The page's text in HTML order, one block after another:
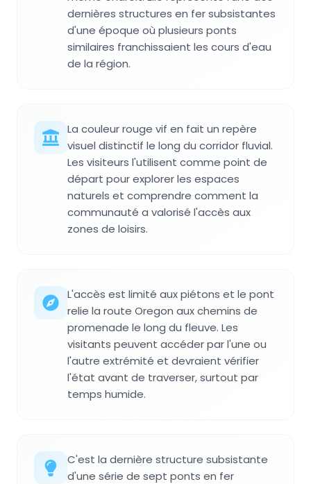
dernières structures en fer subsistantes
d'une époque où plusieurs ponts
similaires franchissaient les cours d'eau
de la région.
La couleur rouge vif en fait un repère
visuel distinctif le long du corridor fluvial.
Les visiteurs l'utilisent comme point de
départ pour explorer les espaces
naturels et comprendre comment la
communauté a valorisé l'accès aux
zones de loisirs.
L'accès est limité aux piétons et le pont
relie la route Oregon aux chemins de
promenade le long du fleuve. Les
visitants peuvent accéder par l'une ou
l'autre extrémité et devraient vérifier
l'état avant de traverser, surtout par
temps humide.
C'est la dernière structure subsistante
d'une série de sept ponts en fer